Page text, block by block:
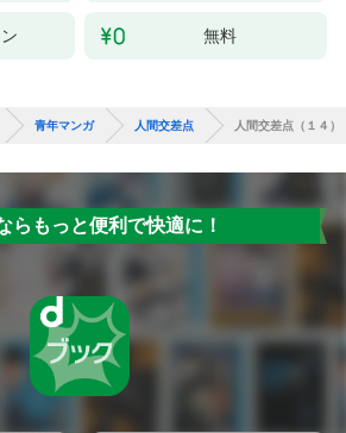
無料
青年マンガ 人間交差点 人間交差点（１４）
らもっと便利で快適に！